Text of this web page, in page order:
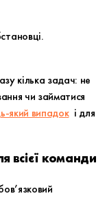
кілька задач: не
чи займатися
який випадокі для
всієї команди